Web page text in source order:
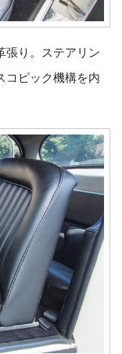
張り。ステアリン
コピック機構を内